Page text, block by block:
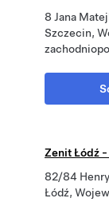
8 Jana
Szczecin,
Zenit Łódź -
82/84
Łódź,